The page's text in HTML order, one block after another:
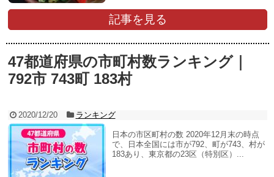
記事を見る
47都道府県の市町村数ランキング｜
792市 743町 183村
2020/12/20 ランキング
日本の市区町村の数 2020年12月末の時点
で、日本全国には市が792、町が743、村が
183あり、東京都の23区（特別区）...